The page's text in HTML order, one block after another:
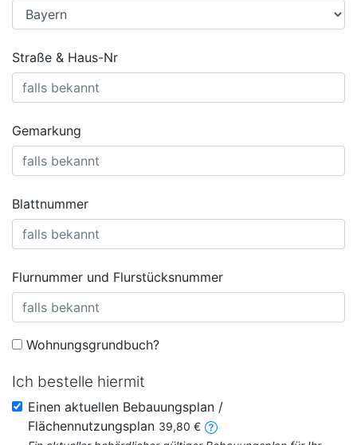
Straße & Haus-Nr
Gemarkung
Blattnummer
Flurnummer und Flurstücksnummer
Wohnungsgrundbuch?
Ich bestelle hiermit
Einen aktuellen Bebauungsplan /
Flächennutzungsplan 39,80 €